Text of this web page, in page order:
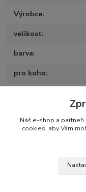
Výrobce
velikost
barva
pro koho
Zboží zařazeno v
Obuv domácí
Náš e-shop a partneři
cookies, aby Vám